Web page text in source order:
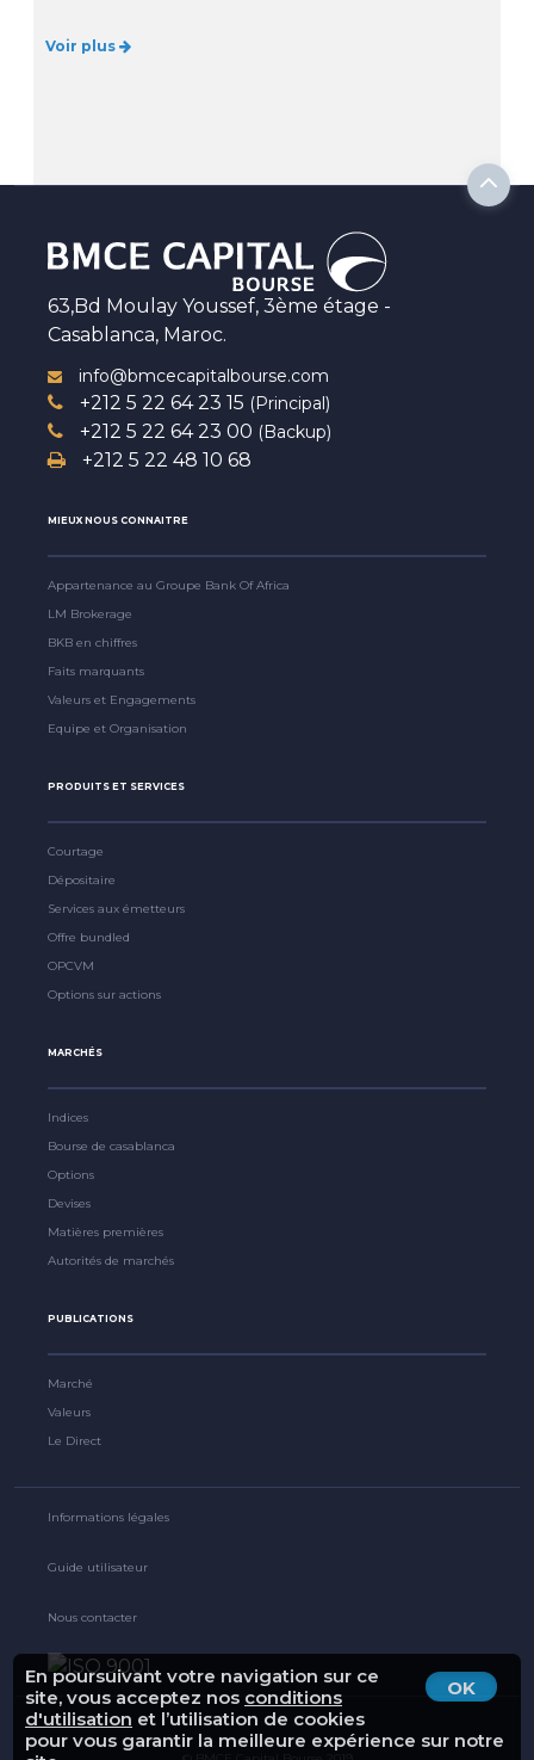
Voir plus
OK
En poursuivant votre navigation sur ce
site, vous acceptez nos conditions
d'utilisation et l’utilisation de cookies
pour vous garantir la meilleure expérience sur notre
63,Bd Moulay Youssef, 3ème étage -
Casablanca, Maroc.
info@bmcecapitalbourse.com
+212 5 22 64 23 15 (Principal)
+212 5 22 64 23 00 (Backup)
+212 5 22 48 10 68
MIEUX NOUS CONNAITRE
Appartenance au Groupe Bank Of Africa
LM Brokerage
BKB en chiffres
Faits marquants
Valeurs et Engagements
Equipe et Organisation
PRODUITS ET SERVICES
Courtage
Dépositaire
Services aux émetteurs
Offre bundled
OPCVM
Options sur actions
MARCHÉS
Indices
Bourse de casablanca
Options
Devises
Matières premières
Autorités de marchés
PUBLICATIONS
Marché
Valeurs
Le Direct
Informations légales
Guide utilisateur
Nous contacter